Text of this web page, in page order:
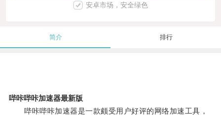
安卓市场，安全绿色
简介 排行
哔咔哔咔加速器最新版
哔咔哔咔加速器是一款颇受用户好评的网络加速工具，